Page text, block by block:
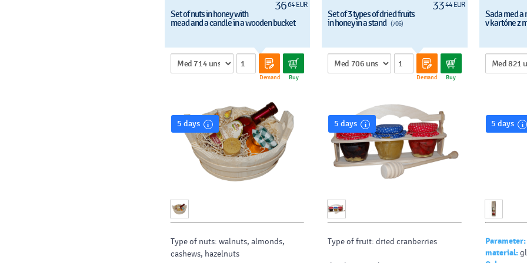
Dimensions: 230x60x95
Choose the type of nuts, the type of
honey and we will prepare the
Color:
Choose
will
3664 EUR
Set of nuts in honey with
mead and a candle in a wooden bucket
Demand Buy
5 days
Type of nuts: walnuts, almonds,
cashews, hazelnuts
3344 EUR
Set of 3 types of dried fruits
in honey in a stand (706)
Demand Buy
5 days
Type of fruit: dried cranberries
Sada med a
v kartóne z
5 days
Parameter:
material: